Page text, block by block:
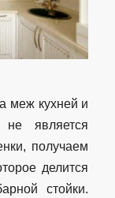
меж кухней и
является
получаем
делится
стойки.